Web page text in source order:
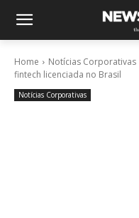
Home Notícias Corporativas
fintech licenciada no Brasil
Notícias Corporativas